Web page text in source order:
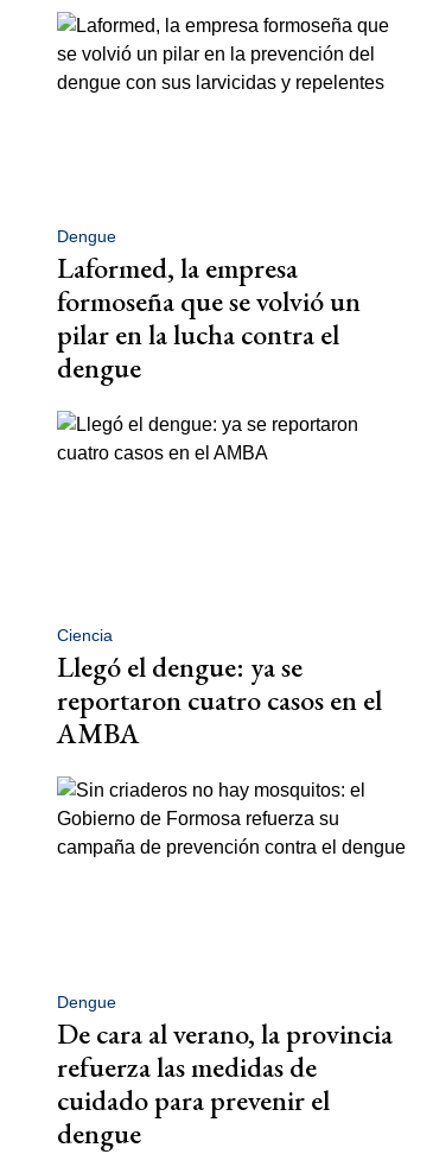
Dengue
Laformed, la empresa
formoseña que se volvió un
pilar en la lucha contra el
dengue
Ciencia
Llegó el dengue: ya se
reportaron cuatro casos en el
AMBA
Dengue
De cara al verano, la provincia
refuerza las medidas de
cuidado para prevenir el
dengue